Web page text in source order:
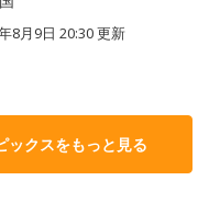
8月9日 20:30更新
ックスをもっと見る